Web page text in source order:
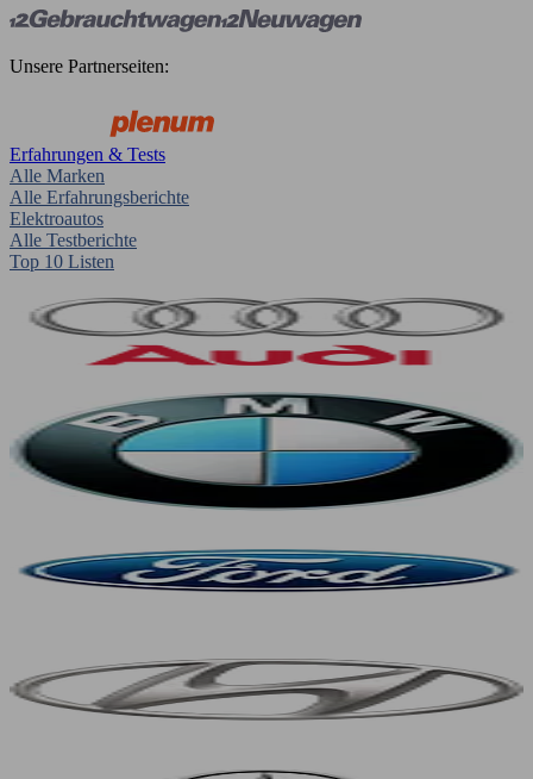
Unsere Partnerseiten:
Erfahrungen & Tests
Alle Marken
Alle Erfahrungsberichte
Elektroautos
Alle Testberichte
Top 10 Listen